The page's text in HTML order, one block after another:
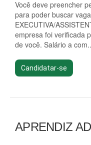
Você deve preencher
para poder buscar
EXECUTIVA/
empresa foi verificada
de você. Salário a
Candidatar-se
APRENDIZ